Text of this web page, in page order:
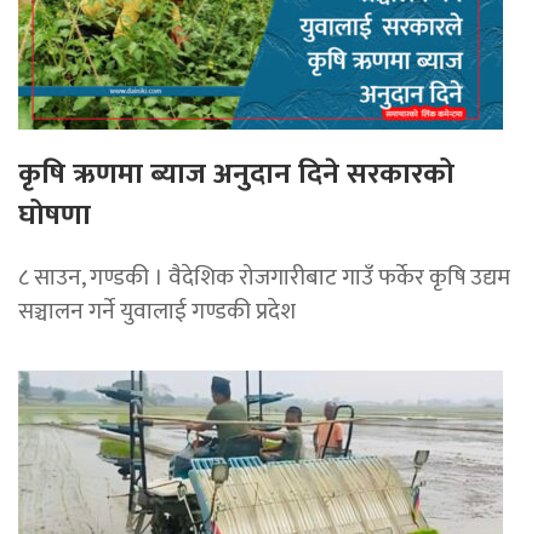
कृषि ऋणमा ब्याज अनुदान दिने सरकारको
घोषणा
८ साउन, गण्डकी । वैदेशिक रोजगारीबाट गाउँ फर्केर कृषि उद्यम
सञ्चालन गर्ने युवालाई गण्डकी प्रदेश